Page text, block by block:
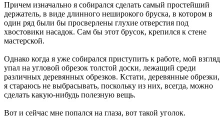
Причем изначально я собирался сделать самый простейший
держатель, в виде длинного неширокого бруска, в котором в
один ряд были бы просверлены глухие отверстия под
хвостовики насадок. Сам бы этот брусок, крепился к стене
мастерской.
Однако когда я уже собирался приступить к работе, мой взгляд
упал на угловой обрезок толстой доски, лежащий среди
различных деревянных обрезков. Кстати, деревянные обрезки,
я стараюсь не выбрасывать, поскольку из них, всегда, можно
сделать какую-нибудь полезную вещь.
Вот и сейчас мне попался на глаза, вот такой уголок.